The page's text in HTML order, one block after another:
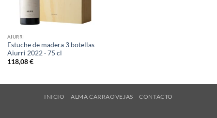
AIURRI
Estuche de madera 3 botellas
Aiurri 2022 · 75 cl
118,08€
INICIO ALMA CARRAOVEJAS CONTACTO